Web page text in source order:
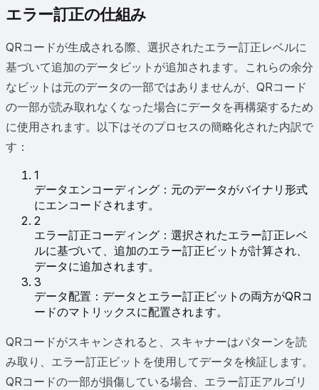
エラー訂正の仕組み
QRコードが生成される際、選択されたエラー訂正レベルに
基づいて追加のデータビットが追加されます。これらの余分
なビットは元のデータの一部ではありませんが、QRコード
の一部が読み取れなくなった場合にデータを再構築するため
に使用されます。以下はそのプロセスの簡略化された内訳で
す：
1
データエンコーディング：元のデータがバイナリ形式
にエンコードされます。
2
エラー訂正コーディング：選択されたエラー訂正レベ
ルに基づいて、追加のエラー訂正ビットが計算され、
データに追加されます。
3
データ配置：データとエラー訂正ビットの両方がQRコ
ードのマトリックスに配置されます。
QRコードがスキャンされると、スキャナーはパターンを読
み取り、エラー訂正ビットを使用してデータを検証します。
QRコードの一部が損傷している場合、エラー訂正アルゴリ